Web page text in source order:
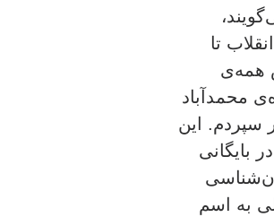
تا
همه‌ی
محمدآباد
سپردم. این
بایگانی
به اسم